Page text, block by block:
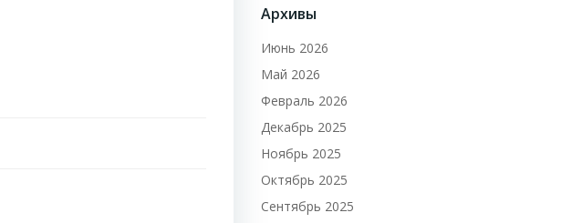
Архивы
Июнь 2026
Май 2026
Февраль 2026
Декабрь 2025
Ноябрь 2025
Октябрь 2025
Сентябрь 2025